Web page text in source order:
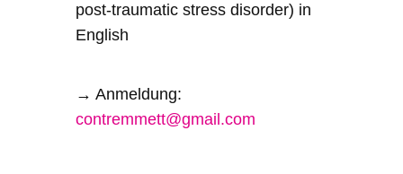
post-traumatic stress disorder) in
English
→ Anmeldung:
contremmett@gmail.com